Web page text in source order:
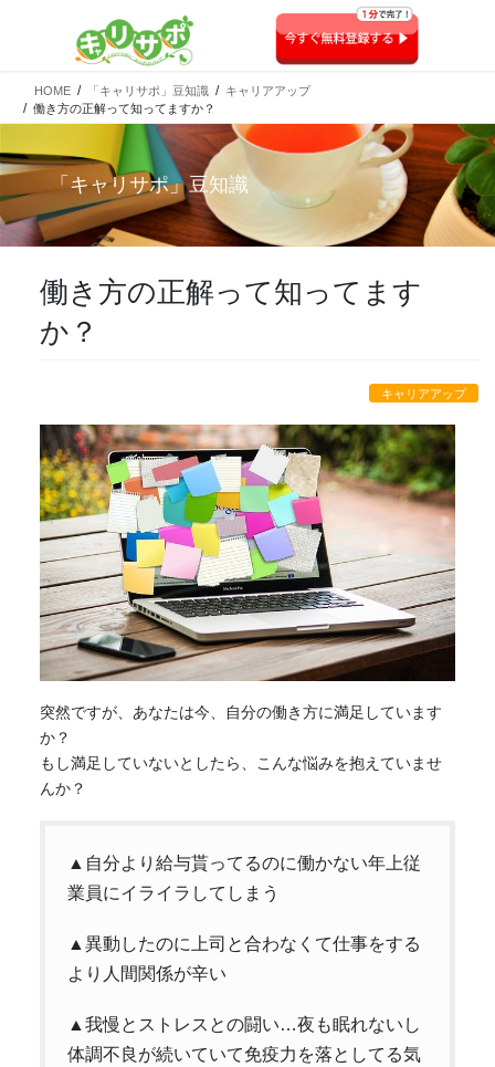
HOME 「キャリサポ」豆知識
キャリアアップ
働き方の正解って知ってますか？
「キャリサポ」豆知識
働き方の正解って知ってます
か？
キャリアアップ
突然ですが、あなたは今、自分の働き方に満足しています
か？
もし満足していないとしたら、こんな悩みを抱えていませ
んか？
▲自分より給与貰ってるのに働かない年上従
業員にイライラしてしまう
▲異動したのに上司と合わなくて仕事をする
より人間関係が辛い
▲我慢とストレスとの闘い…夜も眠れないし
体調不良が続いていて免疫力を落としてる気